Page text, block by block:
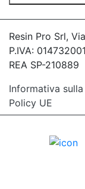
Resin Pro Srl,
P.IVA:
REA SP-210889
Informativa
Policy UE